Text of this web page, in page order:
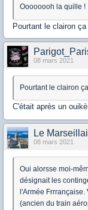
Oooooooh la quille !
Pourtant le clairon
08 mars 2021
Pourtant le clairon
C'était après un
Le
08 mars 2021
Oui alorsse moi-
désignait les
l'Armée
(ancien du train